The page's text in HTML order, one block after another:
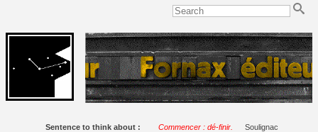
Sentence to think about : Commencer : dé-finir. Soulignac